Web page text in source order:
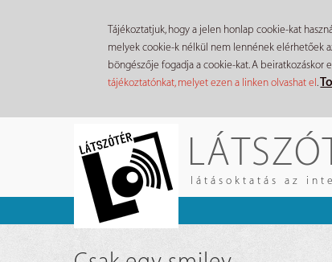
Tájékoztatjuk, hogy a jelen honlap cookie-kat
melyek cookie-k nélkül nem lennének elérhetőek
böngészője fogadja a cookie-kat. A beiratkozáskor
tájékoztatónkat, melyet ezen a linken olvashat el.
látásoktatás az